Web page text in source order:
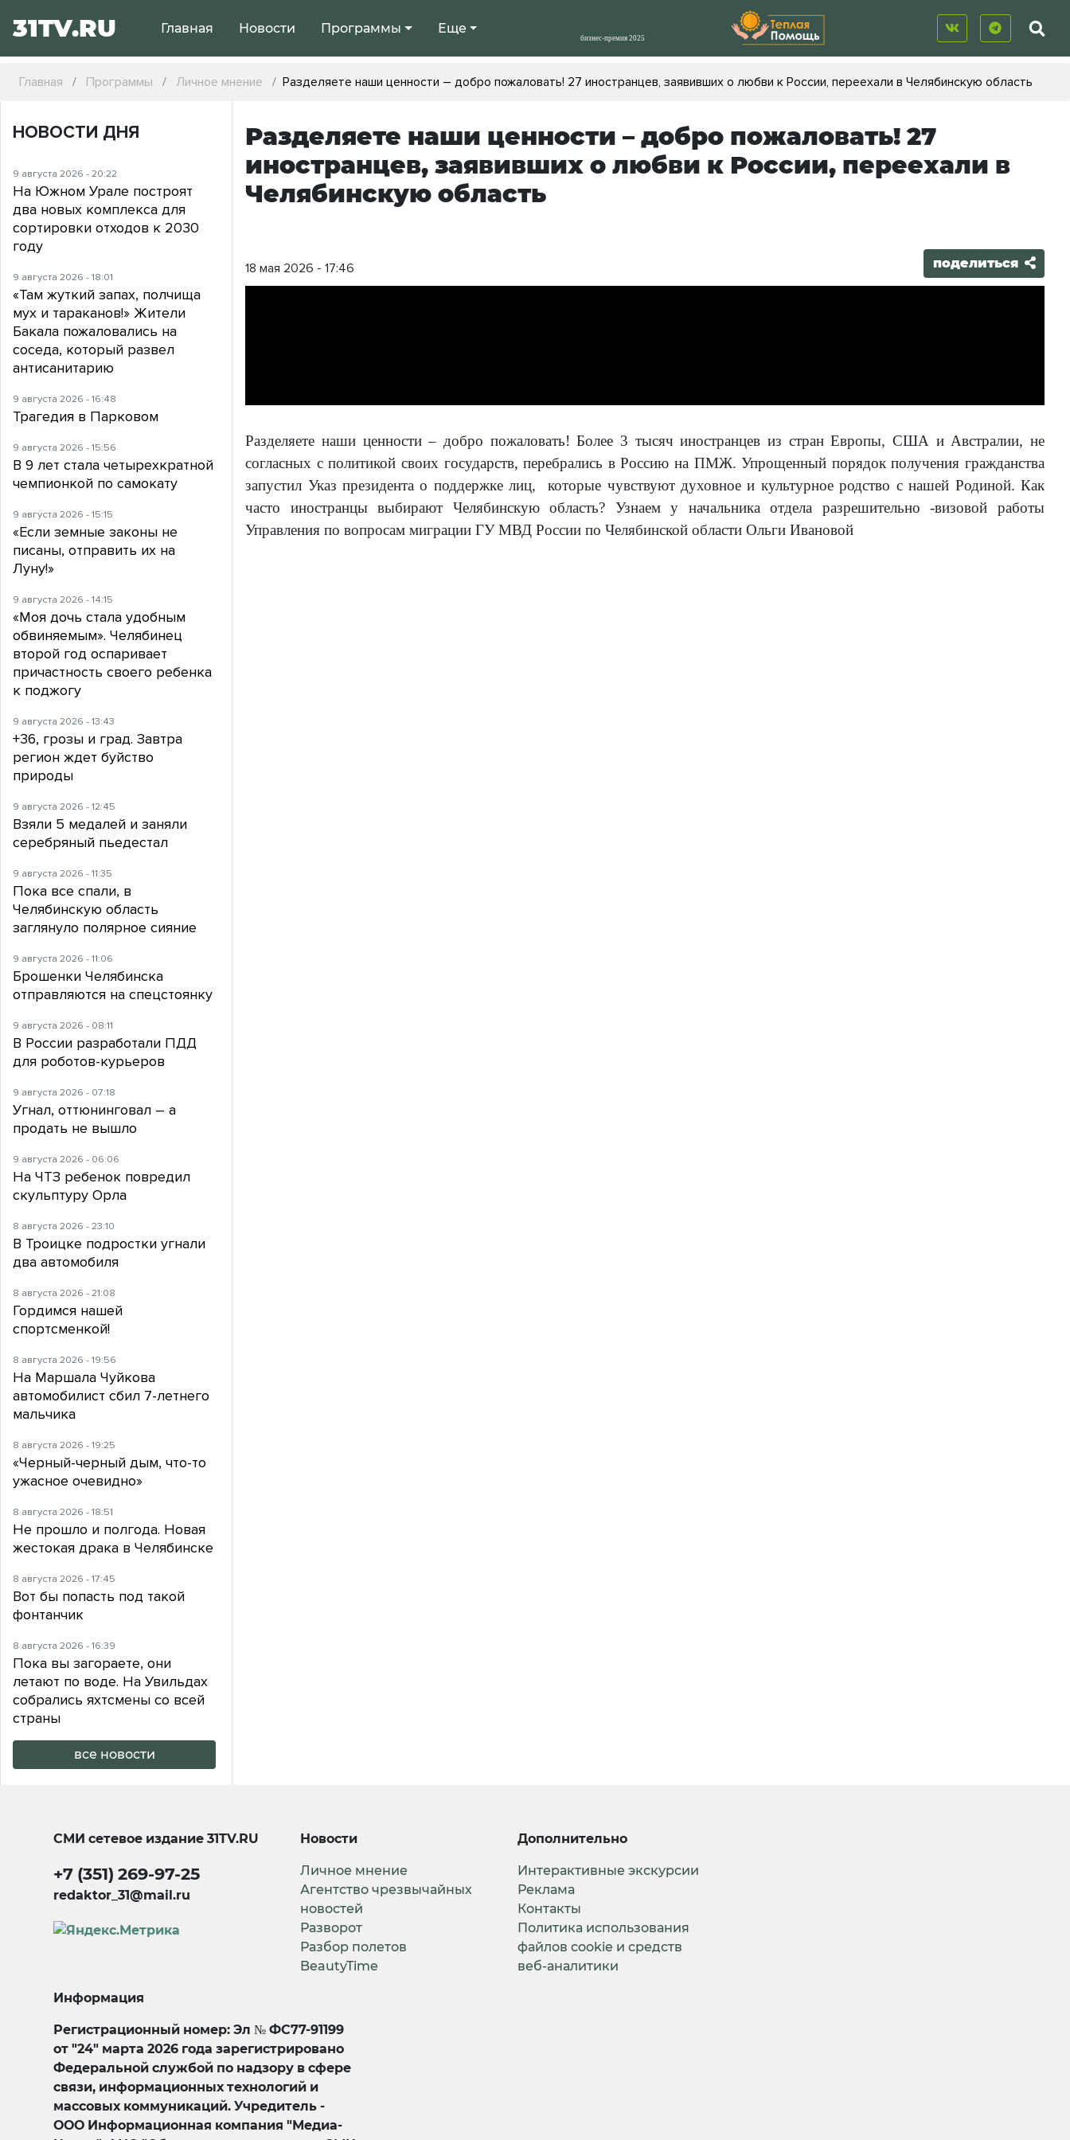
31TV.RU Главная Новости Программы Еще
Главная Программы Личное мнение Разделяете наши ценности – добро пожаловать! 27 иностранцев, заявивших о любви к России, переехали в Челябинскую область
Разделяете наши ценности – добро пожаловать! 27
иностранцев, заявивших о любви к России, переехали в
Челябинскую область
18 мая 2026 - 17:46 поделиться
Разделяете наши ценности – добро пожаловать! Более 3 тысяч иностранцев из стран Европы, США и Австралии, не
согласных с политикой своих государств, перебрались в Россию на ПМЖ. Упрощенный порядок получения гражданства
запустил Указ президента о поддержке лиц, которые чувствуют духовное и культурное родство с нашей Родиной. Как
часто иностранцы выбирают Челябинскую область? Узнаем у начальника отдела разрешительно -визовой работы
Управления по вопросам миграции ГУ МВД России по Челябинской области Ольги Ивановой
НОВОСТИ ДНЯ
9 августа 2026 - 20:22
На Южном Урале построят
два новых комплекса для
сортировки отходов к 2030
году
9 августа 2026 - 18:01
«Там жуткий запах, полчища
мух и тараканов!» Жители
Бакала пожаловались на
соседа, который развел
антисанитарию
9 августа 2026 - 16:48
Трагедия в Парковом
9 августа 2026 - 15:56
В 9 лет стала четырехкратной
чемпионкой по самокату
9 августа 2026 - 15:15
«Если земные законы не
писаны, отправить их на
Луну!»
9 августа 2026 - 14:15
«Моя дочь стала удобным
обвиняемым». Челябинец
второй год оспаривает
причастность своего ребенка
к поджогу
9 августа 2026 - 13:43
+36, грозы и град. Завтра
регион ждет буйство
природы
9 августа 2026 - 12:45
Взяли 5 медалей и заняли
серебряный пьедестал
9 августа 2026 - 11:35
Пока все спали, в
Челябинскую область
заглянуло полярное сияние
9 августа 2026 - 11:06
Брошенки Челябинска
отправляются на спецстоянку
9 августа 2026 - 08:11
В России разработали ПДД
для роботов-курьеров
9 августа 2026 - 07:18
Угнал, оттюнинговал – а
продать не вышло
9 августа 2026 - 06:06
На ЧТЗ ребенок повредил
скульптуру Орла
8 августа 2026 - 23:10
В Троицке подростки угнали
два автомобиля
8 августа 2026 - 21:08
Гордимся нашей
спортсменкой!
8 августа 2026 - 19:56
На Маршала Чуйкова
автомобилист сбил 7-летнего
мальчика
8 августа 2026 - 19:25
«Черный-черный дым, что-то
ужасное очевидно»
8 августа 2026 - 18:51
Не прошло и полгода. Новая
жестокая драка в Челябинске
8 августа 2026 - 17:45
Вот бы попасть под такой
фонтанчик
8 августа 2026 - 16:39
Пока вы загораете, они
летают по воде. На Увильдах
собрались яхтсмены со всей
страны
все новости
СМИ сетевое издание31TV.RU
+7 (351) 269-97-25
redaktor_31@mail.ru
Новости
Личное мнение
Агентство чрезвычайных
новостей
Разворот
Разбор полетов
BeautyTime
Дополнительно
Интерактивные экскурсии
Реклама
Контакты
Политика использования
файлов cookie и средств
веб-аналитики
Информация
Регистрационный номер: Эл № ФС77-91199
от "24" марта 2026 года зарегистрировано
Федеральной службой по надзору в сфере
связи, информационных технологий и
массовых коммуникаций. Учредитель -
ООО Информационная компания "Медиа-